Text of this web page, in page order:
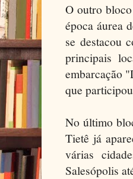
O outro
época áurea
se destacou
principais
embarcação
que
No último
Tietê já
várias
Salesópolis